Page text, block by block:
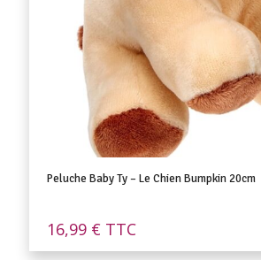
Peluche Baby Ty – Le Chien Bumpkin 20cm
16,99 € TTC